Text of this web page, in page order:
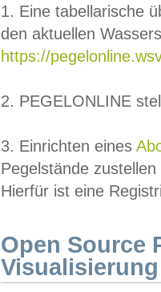
1. Eine tabellarische
den aktuellen
https://
2. PEGELONLINE
3. Einrichten eines
Pegelstände
Hierfür ist eine
Open Source
Visualisierung